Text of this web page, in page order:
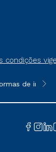
condições
de